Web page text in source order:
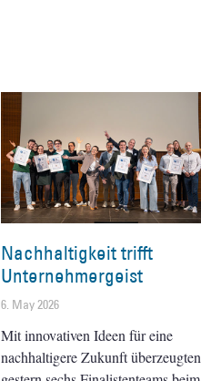
Nachhaltigkeit trifft
Unternehmergeist
6. May 2026
Mit innovativen Ideen für eine
nachhaltigere Zukunft überzeugten